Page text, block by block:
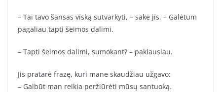
– Tai tavo šansas viską sutvarkyti, – sakė jis. – Galėtum
pagaliau tapti šeimos dalimi.
– Tapti šeimos dalimi, sumokant? – paklausiau.
Jis pratarė frazę, kuri mane skaudžiau užgavo:
– Galbūt man reikia peržiūrėti mūsų santuoką.